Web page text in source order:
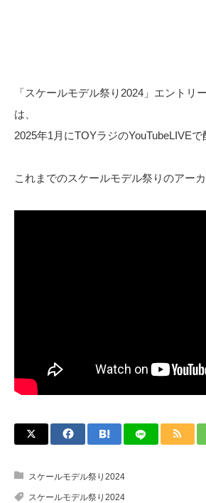
「スケールモデル祭り2024」エントリ
は、
2025年1月にTOYラジのYouTubeLIVEで
これまでのスケールモデル祭りのアー
スケールモデル祭り2024
スケールモデル祭り2024